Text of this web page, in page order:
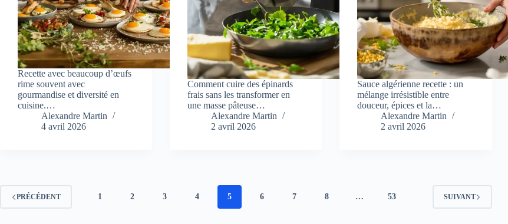
Recette avec beaucoup d’œufs
rime souvent avec
gourmandise et diversité en
cuisine.…
Alexandre Martin
4 avril 2026
Comment cuire des épinards
frais sans les transformer en
une masse pâteuse…
Alexandre Martin
2 avril 2026
Sauce algérienne recette : un
mélange irrésistible entre
douceur, épices et la…
Alexandre Martin
2 avril 2026
PRÉCÉDENT 1 2 3 4 5 6 7 8 … 53 SUIVANT